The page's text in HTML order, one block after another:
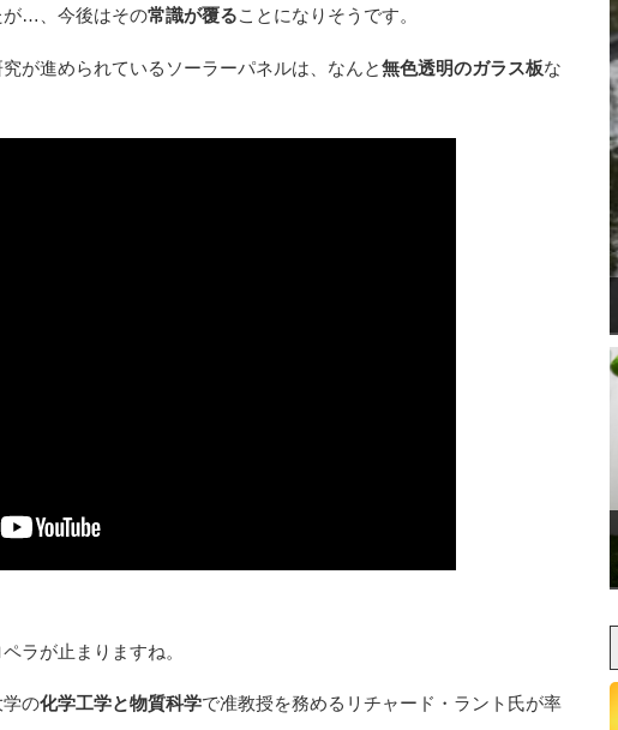
が…、今後はその常識が覆ることになりそうです。
究が進められているソーラーパネルは、なんと無色透明のガラス板な
ラが止まりますね。
学の化学工学と物質科学で准教授を務めるリチャード・ラント氏が率